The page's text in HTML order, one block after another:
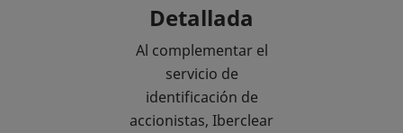
Detallada
Al complementar el
servicio de
identificación de
accionistas, Iberclear